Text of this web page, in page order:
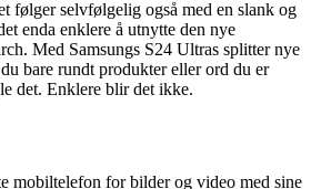
følger selvfølgelig også med en slank og
enda enklere å utnytte den nye
Med Samsungs S24 Ultras splitter nye
bare rundt produkter eller ord du er
det. Enklere blir det ikke.
mobiltelefon for bilder og video med sine